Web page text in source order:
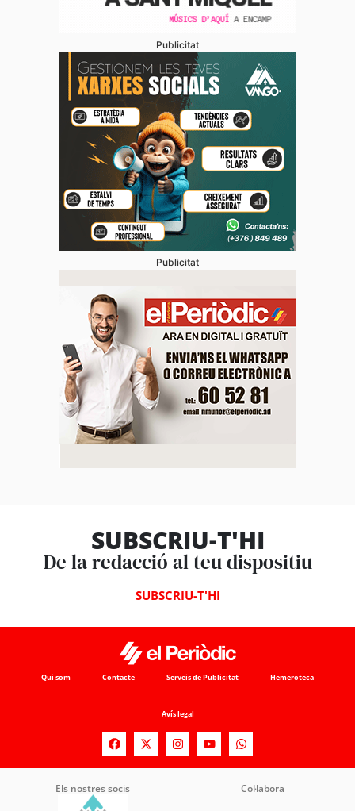
Publicitat
Publicitat
SUBSCRIU-T'HI
De la redacció al teu dispositiu
SUBSCRIU-T'HI
Qui som Contacte Serveis de Publicitat Hemeroteca
Avís legal
Els nostres socis Col·labora